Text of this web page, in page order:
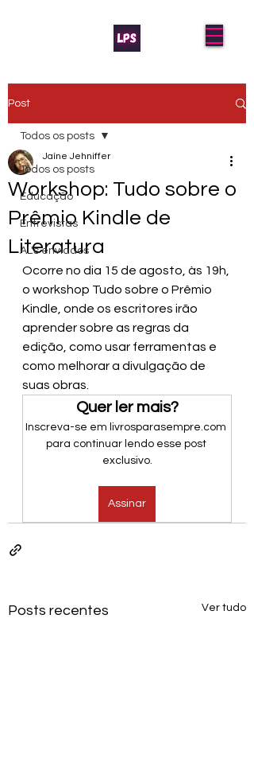
Post
Todos os posts
Educação
Entrevistas
AL's enviados
Todos os posts
Workshop: Tudo sobre o
Prêmio Kindle de
Literatura
Jaíne Jehniffer
Ocorre no dia 15 de agosto, às 19h,
o workshop Tudo sobre o Prêmio
Kindle, onde os escritores irão
aprender sobre as regras da
edição, como usar ferramentas e
como melhorar a divulgação de
suas obras.
Quer ler mais?
Inscreva-se em livrosparasempre.com
para continuar lendo esse post
exclusivo.
Assinar
Posts recentes Ver tudo